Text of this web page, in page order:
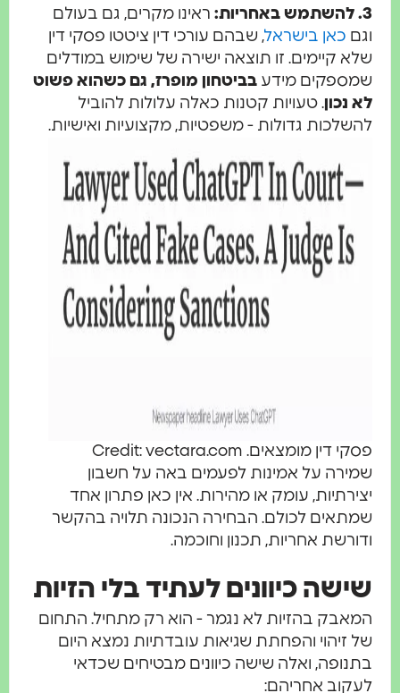
ראינו מקרים, גם בעולם
וגםכאן בישראל, שבהם עורכי דין ציטטו פסקי דין
שלא קיימים. זו תוצאה ישירה של שימוש במודלים
שמספקים מידעבביטחון מופרז, גם כשהוא פשוט
לא נכון. טעויות קטנות כאלה עלולות להוביל
להשלכות גדולות - משפטיות, מקצועיות ואישיות.
פסקי דין מומצאים. Credit: vectara.com
שמירה על אמינות לפעמים באה על חשבון
יצירתיות, עומק או מהירות. אין כאן פתרון אחד
שמתאים לכולם. הבחירה הנכונה תלויה בהקשר
ודורשת אחריות, תכנון וחוכמה.
שישה כיוונים לעתיד בלי הזיות
המאבק בהזיות לא נגמר - הוא רק מתחיל. התחום
של זיהוי והפחתת שגיאות עובדתיות נמצא היום
בתנופה, ואלה שישה כיוונים מבטיחים שכדאי
לעקוב אחריהם: